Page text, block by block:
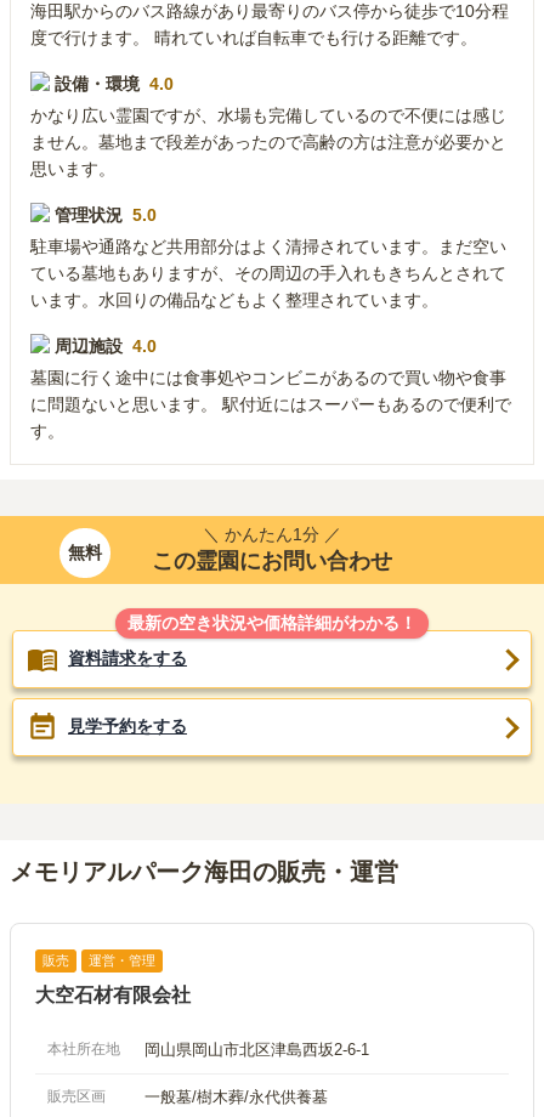
海田駅からのバス路線があり最寄りのバス停から徒歩で10分程
度で行けます。 晴れていれば自転車でも行ける距離です。
設備・環境 4.0
かなり広い霊園ですが、水場も完備しているので不便には感じ
ません。墓地まで段差があったので高齢の方は注意が必要かと
思います。
管理状況 5.0
駐車場や通路など共用部分はよく清掃されています。まだ空い
ている墓地もありますが、その周辺の手入れもきちんとされて
います。水回りの備品などもよく整理されています。
周辺施設 4.0
墓園に行く途中には食事処やコンビニがあるので買い物や食事
に問題ないと思います。 駅付近にはスーパーもあるので便利で
す。
無料
＼ かんたん1分 ／
この霊園にお問い合わせ
最新の空き状況や価格詳細がわかる！
資料請求をする
見学予約をする
メモリアルパーク海田の販売・運営
販売 運営・管理
大空石材有限会社
本社所在地 岡山県岡山市北区津島西坂2-6-1
販売区画 一般墓/樹木葬/永代供養墓